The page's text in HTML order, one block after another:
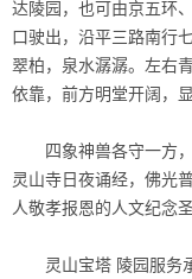
达陵园，也可由京五环
口驶出，沿平三路南行
翠柏，泉水潺潺。左右
依靠，前方明堂开阔，
四象神兽各守一方
灵山寺日夜诵经，佛光
人敬孝报恩的人文纪念圣
灵山宝塔 陵园服务